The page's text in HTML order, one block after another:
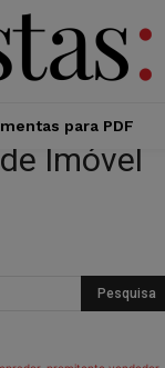
para PDF
Imóvel